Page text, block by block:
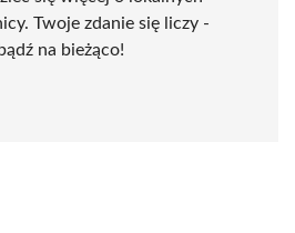
Twoje zdanie się liczy -
na bieżąco!